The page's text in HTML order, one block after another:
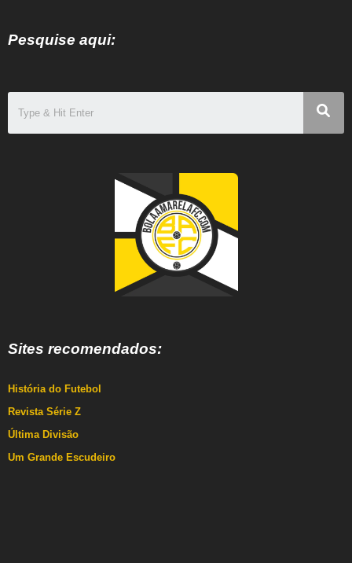
Pesquise aqui:
Sites recomendados:
História do Futebol
Revista Série Z
Última Divisão
Um Grande Escudeiro